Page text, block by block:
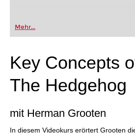
Mehr...
Key Concepts
The Hedgehog
mit Herman Grooten
In diesem Videokurs erörtert Grooten